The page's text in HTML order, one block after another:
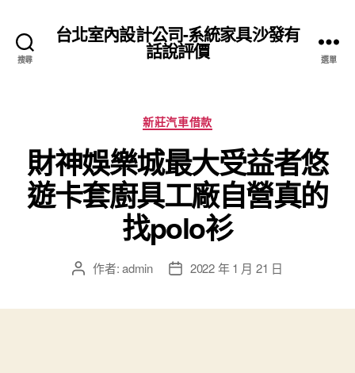
搜尋
台北室內設計公司-系統家具沙發有
話說評價 選單
分
類
新莊汽車借款
財神娛樂城最大受益者悠
遊卡套廚具工廠自營真的
找polo衫
文 作者:admin
文 2022 年 1 月 21 日